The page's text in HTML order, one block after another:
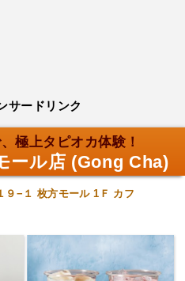
サードリンク
極上タピオカ体験！
ール店 (Gong Cha)
９−１ 枚方モール 1Ｆ カフ